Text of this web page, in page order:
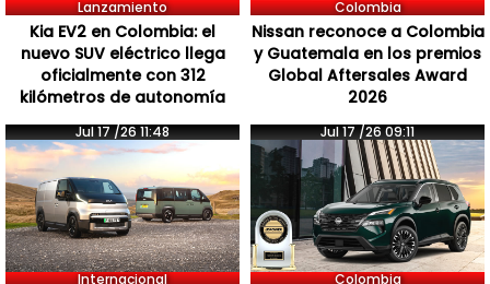
Lanzamiento
Kia EV2 en Colombia: el
nuevo SUV eléctrico llega
oficialmente con 312
kilómetros de autonomía
Colombia
Nissan reconoce a Colombia
y Guatemala en los premios
Global Aftersales Award
2026
Jul 17 /26 11:48
Internacional
Jul 17 /26 09:11
Colombia